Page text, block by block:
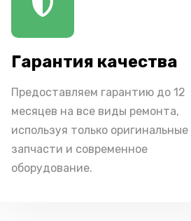
Гарантия качества
Предоставляем гарантию до 12
месяцев на все виды ремонта,
используя только оригинальные
запчасти и современное
оборудование.